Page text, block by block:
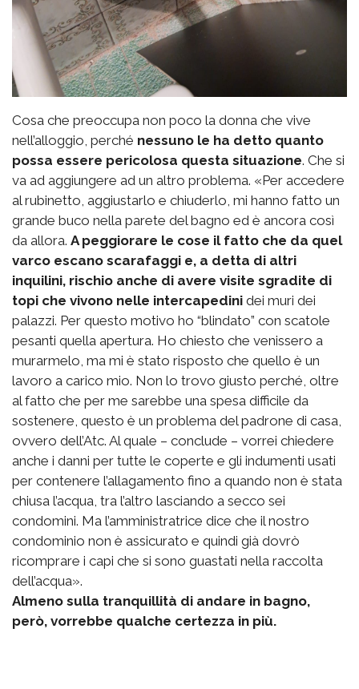
Cosa che preoccupa non poco la donna che vive
nell’alloggio, perché nessuno le ha detto quanto
possa essere pericolosa questa situazione. Che si
va ad aggiungere ad un altro problema. «Per accedere
al rubinetto, aggiustarlo e chiuderlo, mi hanno fatto un
grande buco nella parete del bagno ed è ancora così
da allora. A peggiorare le cose il fatto che da quel
varco escano scarafaggi e, a detta di altri
inquilini, rischio anche di avere visite sgradite di
topi che vivono nelle intercapedini dei muri dei
palazzi. Per questo motivo ho “blindato” con scatole
pesanti quella apertura. Ho chiesto che venissero a
murarmelo, ma mi è stato risposto che quello è un
lavoro a carico mio. Non lo trovo giusto perché, oltre
al fatto che per me sarebbe una spesa difficile da
sostenere, questo è un problema del padrone di casa,
ovvero dell’Atc. Al quale – conclude – vorrei chiedere
anche i danni per tutte le coperte e gli indumenti usati
per contenere l’allagamento fino a quando non è stata
chiusa l’acqua, tra l’altro lasciando a secco sei
condomini. Ma l’amministratrice dice che il nostro
condominio non è assicurato e quindi già dovrò
ricomprare i capi che si sono guastati nella raccolta
dell’acqua».
Almeno sulla tranquillità di andare in bagno,
però, vorrebbe qualche certezza in più.